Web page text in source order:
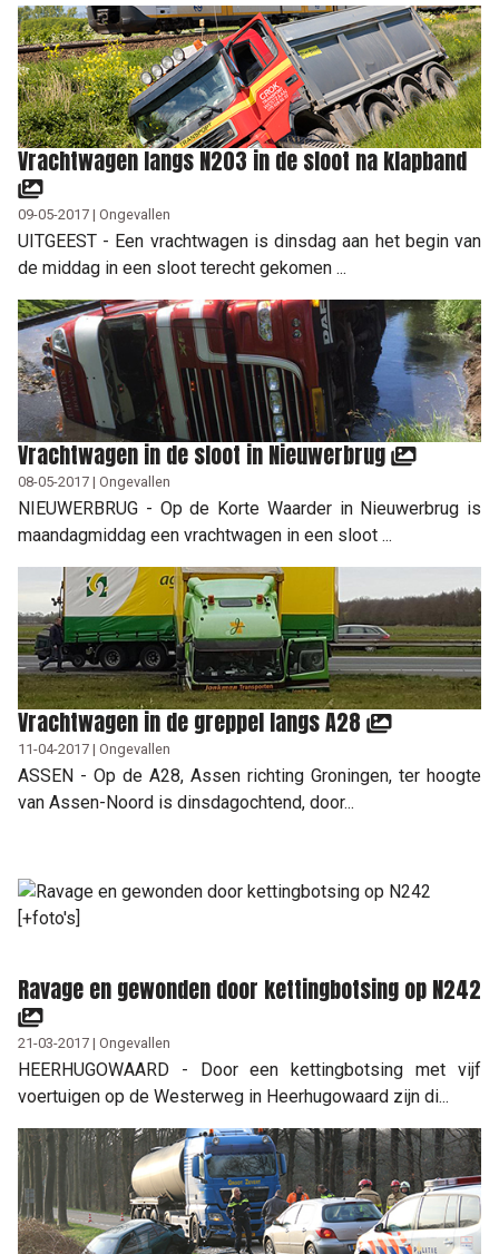
Vrachtwagen langs N203 in de sloot na klapband
09-05-2017 | Ongevallen
UITGEEST - Een vrachtwagen is dinsdag aan het begin van
de middag in een sloot terecht gekomen ...
Vrachtwagen in de sloot in Nieuwerbrug
08-05-2017 | Ongevallen
NIEUWERBRUG - Op de Korte Waarder in Nieuwerbrug is
maandagmiddag een vrachtwagen in een sloot ...
Vrachtwagen in de greppel langs A28
11-04-2017 | Ongevallen
ASSEN - Op de A28, Assen richting Groningen, ter hoogte
van Assen-Noord is dinsdagochtend, door...
Ravage en gewonden door kettingbotsing op N242
21-03-2017 | Ongevallen
HEERHUGOWAARD - Door een kettingbotsing met vijf
voertuigen op de Westerweg in Heerhugowaard zijn di...